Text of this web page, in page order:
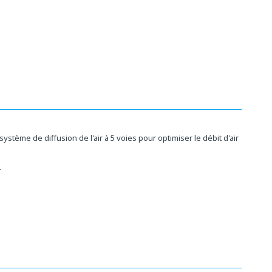
de diffusion de l'air à 5 voies pour optimiser le débit d'air